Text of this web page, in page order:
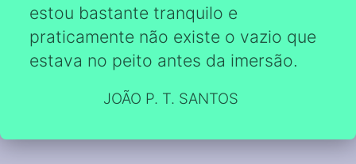
estou bastante tranquilo e
praticamente não existe o vazio que
estava no peito antes da imersão.
JOÃO P. T. SANTOS